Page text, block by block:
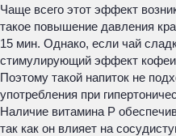
Чаще всего этот эффект
такое повышение давления
15 мин. Однако, если чай
стимулирующий эффект
Поэтому такой напиток не
употребления при
Наличие витамина Р
так как он влияет на